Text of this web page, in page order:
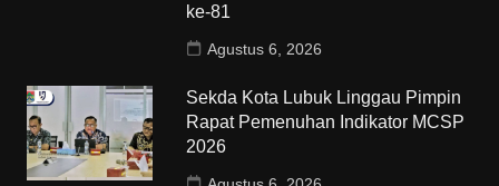
ke-81
Agustus 6, 2026
Sekda Kota Lubuk Linggau Pimpin
Rapat Pemenuhan Indikator MCSP
2026